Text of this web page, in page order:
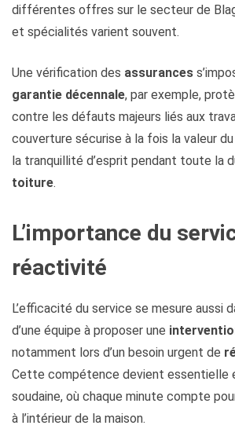
différentes offres sur le secteur de
et spécialités varient souvent.
Une vérification des assurances
garantie décennale, par exemple,
contre les défauts majeurs liés aux
couverture sécurise à la fois la valeur
la tranquillité d’esprit pendant toute la
toiture.
L’importance du
réactivité
L’efficacité du service se mesure aussi
d’une équipe à proposer une
notamment lors d’un besoin urgent de
Cette compétence devient essentielle
soudaine, où chaque minute compte
à l’intérieur de la maison.